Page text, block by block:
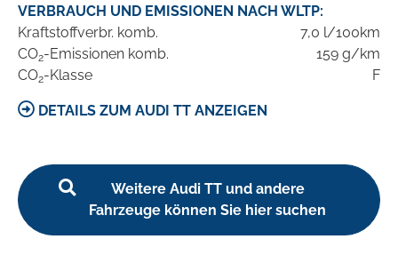
VERBRAUCH UND EMISSIONEN NACH WLTP:
Kraftstoffverbr. komb.
7,0 l/100km
CO2-Emissionen komb.
159 g/km
CO2-Klasse F
DETAILS ZUM AUDI TT ANZEIGEN
Weitere Audi TT und andere
Fahrzeuge können Sie hier suchen